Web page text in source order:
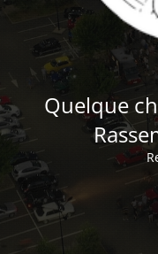
Quelque